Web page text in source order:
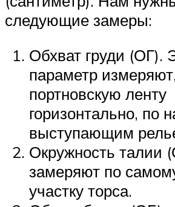
следующие замеры:
Обхват груди (ОГ).
параметр
портновскую ленту
горизонтально, по
выступающим
Окружность талии
замеряют по
участку торса.